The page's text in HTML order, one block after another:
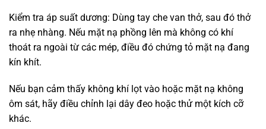
Kiểm tra áp suất dương: Dùng tay che van thở, sau đó thở
ra nhẹ nhàng. Nếu mặt nạ phồng lên mà không có khí
thoát ra ngoài từ các mép, điều đó chứng tỏ mặt nạ đang
kín khít.
Nếu bạn cảm thấy không khí lọt vào hoặc mặt nạ không
ôm sát, hãy điều chỉnh lại dây đeo hoặc thử một kích cỡ
khác.